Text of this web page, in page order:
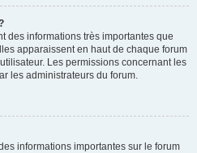
des informations très importantes que
apparaissent en haut de chaque forum
Les permissions concernant les
les administrateurs du forum.
informations importantes sur le forum